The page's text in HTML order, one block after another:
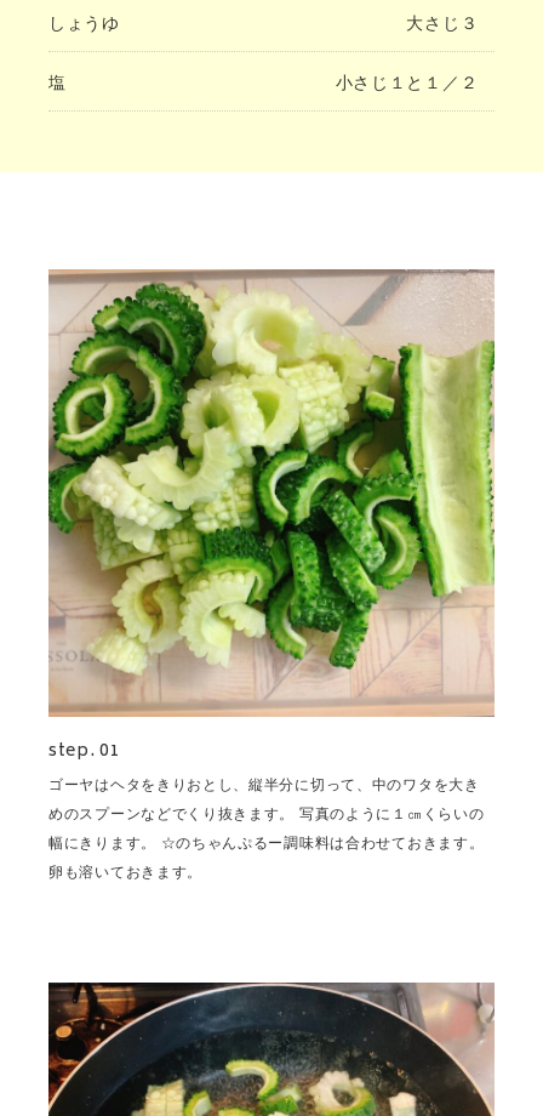
しょうゆ 大さじ３
塩 小さじ１と１／２
step. 01
ゴーヤはヘタをきりおとし、縦半分に切って、中のワタを大き
めのスプーンなどでくり抜きます。 写真のように１㎝くらいの
幅にきります。 ☆のちゃんぷるー調味料は合わせておきます。
卵も溶いておきます。